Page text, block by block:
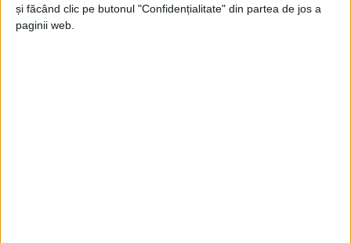
și făcând clic pe butonul "Confidențialitate" din partea de jos a
paginii web.